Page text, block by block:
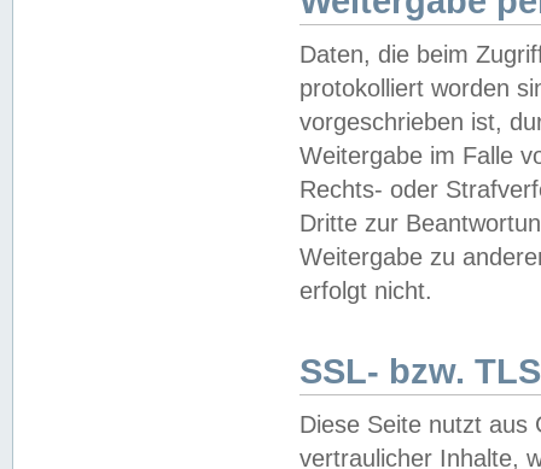
Daten, die beim
protokolliert worden
vorgeschrieben ist,
Weitergabe im Falle
Rechts- oder
Dritte zur
Weitergabe zu
erfolgt nicht.
SSL- bzw.
Diese Seite nutzt aus
vertraulicher Inhalte,